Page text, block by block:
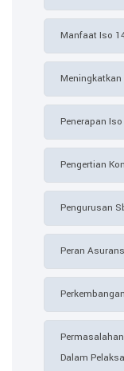
Manfaat Iso
Penerapan
Pengertian
Pengurusan
Peran
Dalam